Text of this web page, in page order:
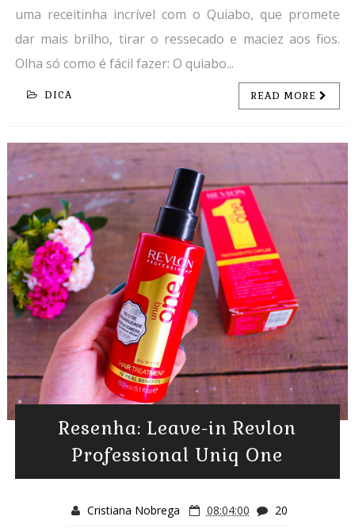
uma receitinha incrível com o Quiabo, que promete
dar mais brilho, tirar o ressecado e maciez aos fios.
Olha só como é fácil fazer: O quiabo...
DICA READ MORE
Resenha: Leave-in Revlon
Professional Uniq One
Cristiana Nobrega 08:04:00 20